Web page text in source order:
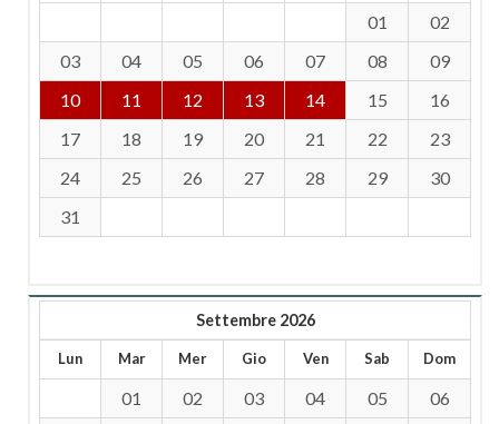
01
02
03
04 05 06 07 08
09
10
11 12 13 14 15
16
17
18 19 20 21 22
23
24
25 26 27 28 29
30
31
Settembre 2026
Lun Mar Mer Gio Ven Sab Dom
01 02 03 04 05
06